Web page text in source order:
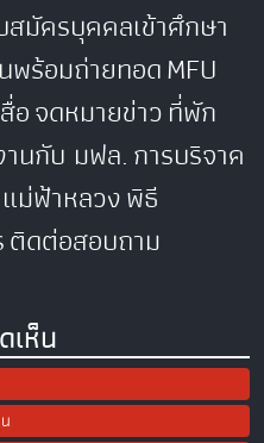
สมัครบุคคลเข้าศึกษา
พร้อมถ่ายทอดMFU
อจดหมายข่าวที่พัก
านกับ มฟล.การบริจาค
ม่ฟ้าหลวงพิธี
ติดต่อสอบถาม
เห็น